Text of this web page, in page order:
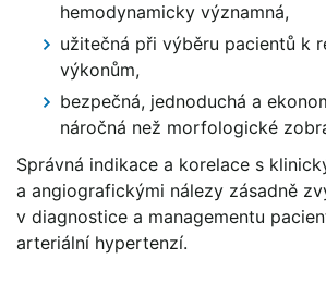
hemodynamicky významná,
užitečná při výběru pacientů k
výkonům,
bezpečná, jednoduchá a
náročná než morfologické
Správná indikace a korelace s
a angiografickými nálezy zásadně
v diagnostice a managementu
arteriální hypertenzí.